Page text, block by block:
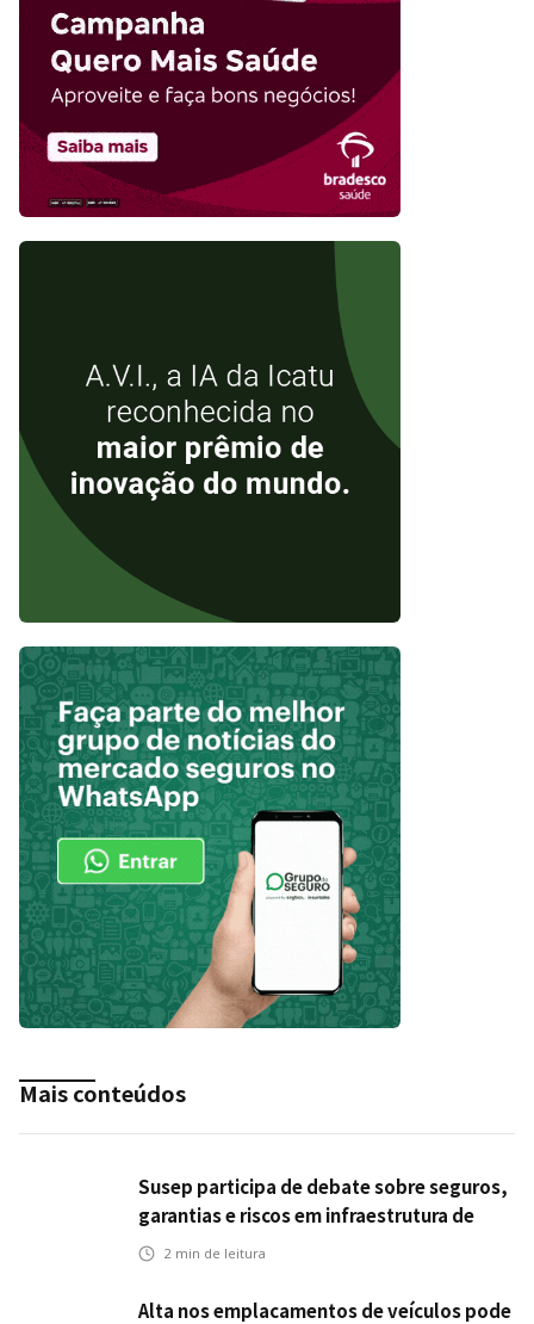
Mais conteúdos
Susep participa de debate sobre seguros,
garantias e riscos em infraestrutura de
transportes
2 min de leitura
Alta nos emplacamentos de veículos pode